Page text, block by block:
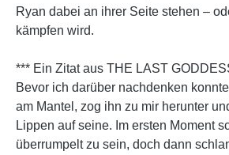
Ryan dabei an ihrer Seite stehen –
kämpfen wird.
*** Ein Zitat aus THE LAST
Bevor ich darüber nachdenken
am Mantel, zog ihn zu mir herunter
Lippen auf seine. Im ersten Moment
überrumpelt zu sein, doch dann